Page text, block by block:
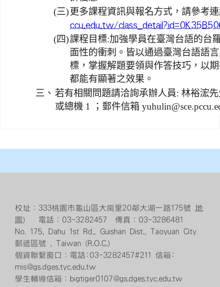
(三) 更多課程資訊與報名方式，請參考
ccu.edu.tw/
(四)課程目標:加強學員在臺灣台語的台
面性的衝刺。皆以通過臺灣台語語
標，掌握解題要領與作答技巧，以
都能有顯著之效果。
三、 若有相關問題請洽詢承辦人員: 林裕浤
或總機 1 ；郵件信箱
校址：333桃園市龜山區大崗里20鄰大湖一路175號 地
圖） 電話：03-3282457 傳真：03-3286481
No. 175, Dahu 1st Rd., Guishan Dist., Taoyuan City
郵遞區號 , Taiwan (R.O.C.)
個資聯繫窗口：電話:03-3282457#211 信箱:
mis@gs.dges.tyc.edu.tw
學生輔導信箱：bigtiger0107@gs.dges.tyc.edu.tw